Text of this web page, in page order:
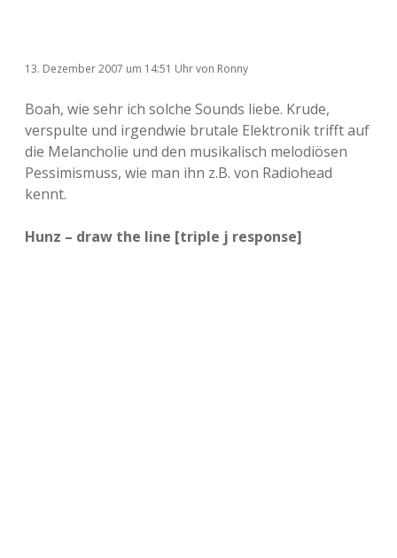
13. Dezember 2007 um 14:51 Uhrvon Ronny
Boah, wie sehr ich solche Sounds liebe. Krude,
verspulte und irgendwie brutale Elektronik trifft auf
die Melancholie und den musikalisch melodiösen
Pessimismuss, wie man ihn z.B. von Radiohead
kennt.
Hunz – draw the line [triple j response]